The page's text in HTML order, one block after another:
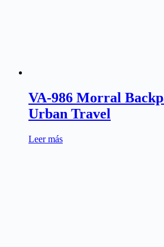
VA-986 Morral
Urban Travel
Leer más